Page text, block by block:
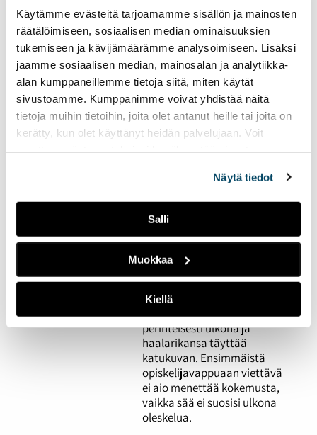
Käytämme evästeitä tarjoamamme sisällön ja mainosten
räätälöimiseen, sosiaalisen median ominaisuuksien
tukemiseen ja kävijämäärämme analysoimiseen. Lisäksi
jaamme sosiaalisen median, mainosalan ja analytiikka-
alan kumppaneillemme tietoja siitä, miten käytät
sivustoamme. Kumppanimme voivat yhdistää näitä
tietoja muihin tietoihin, joita olet antanut heille tai joita on
kerätty, kun olet käyttänyt heidän palvelujaan. Voit
Näytä tiedot
Salli
Muokkaa
Kiellä
25.05.2023 UUTISET
Lappeenrannan yksi
suurimmista
opiskelijatapahtumista
Marathon Monday vetää
kävijöitä ympäri Suomen.
Tapahtuman voittaa
olemalla 24 tuntia putkeen
päihtyneenä. Kannustaako
Opiskelijat juhlivat
vappua säästä
riippumatta
17.05.2023 UUTISET
Vappua juhlitaan
perinteisesti ulkona ja
haalarikansa täyttää
katukuvan. Ensimmäistä
opiskelijavappuaan viettävä
ei aio menettää kokemusta,
vaikka sää ei suosisi ulkona
oleskelua.